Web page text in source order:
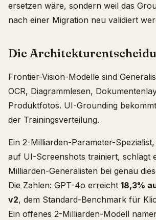
ersetzen wäre, sondern weil das
nach einer Migration neu validiert
Die
Frontier-Vision-Modelle sind
OCR, Diagrammlesen,
Produktfotos. UI-Grounding
der Trainingsverteilung.
Ein 2-Milliarden-Parameter-
auf UI-Screenshots trainiert, schlägt
Milliarden-Generalisten bei genau
Die Zahlen: GPT-4o erreicht 18,3%
v2, dem Standard-Benchmark für
Ein offenes 2-Milliarden-Modell